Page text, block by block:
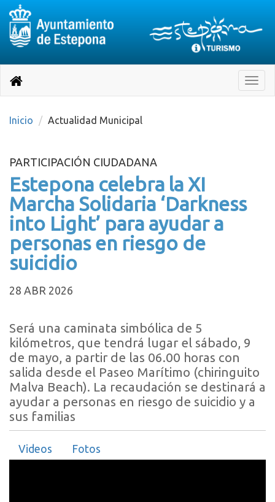
página
Toggle
Destino:
Volver
inicio
Inicio Actualidad Municipal
PARTICIPACIÓN CIUDADANA
Estepona celebra la XI
Marcha Solidaria ‘Darkness
into Light’ para ayudar a
personas en riesgo de
suicidio
28 ABR 2026
Será una caminata simbólica de 5
kilómetros, que tendrá lugar el sábado, 9
de mayo, a partir de las 06.00 horas con
salida desde el Paseo Marítimo (chiringuito
Malva Beach). La recaudación se destinará a
ayudar a personas en riesgo de suicidio y a
sus familias
Videos Fotos